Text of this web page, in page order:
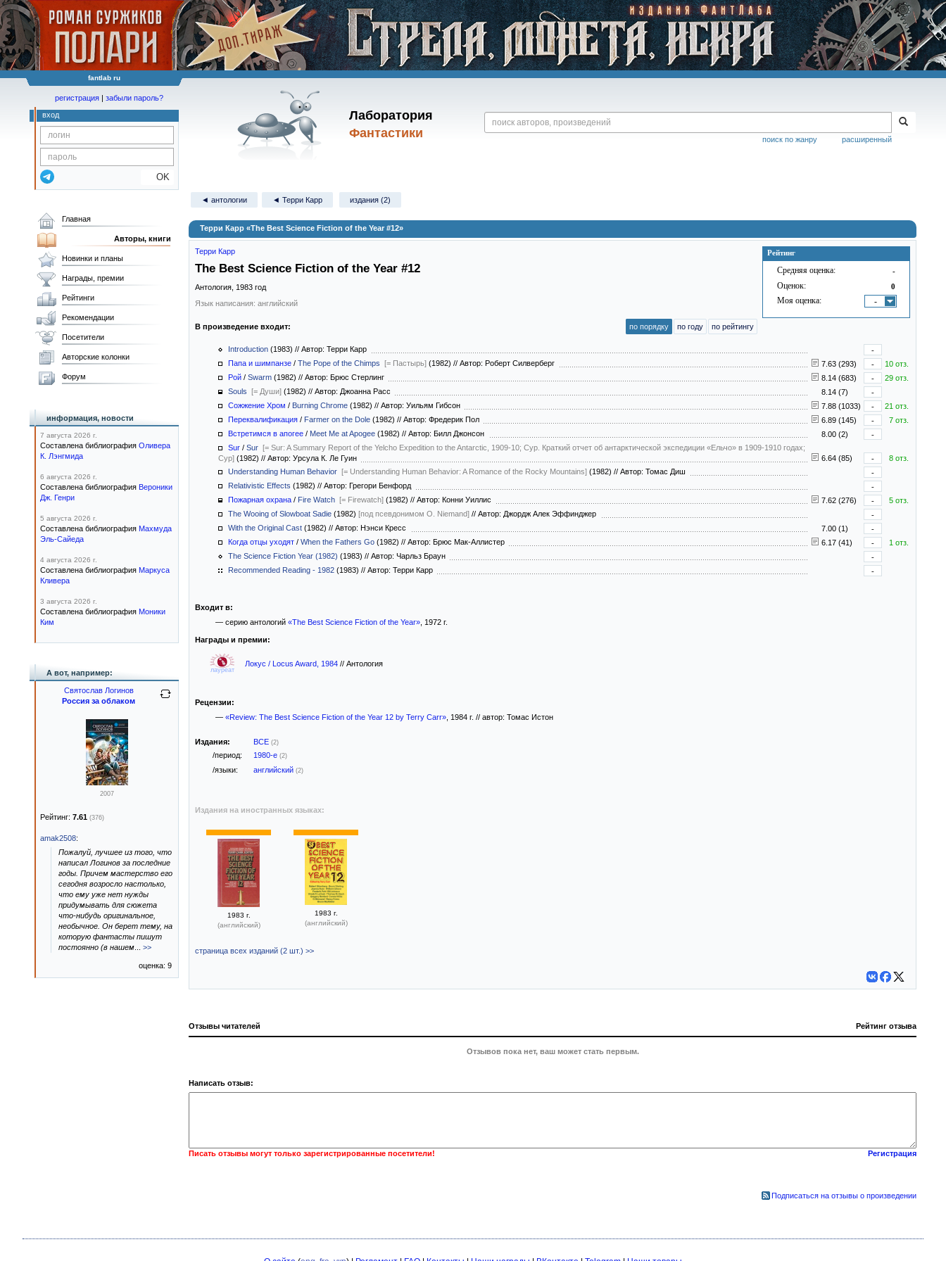
fantlab ru
Лаборатория
Фантастики
расширенный
поиск по жанру
регистрация | забыли пароль?
вход
OK
◄ антологии ◄ Терри Карр издания (2)
Терри Карр «The Best Science Fiction of the Year #12»
Рейтинг
Средняя оценка: -
Оценок: 0
Моя оценка: -
Терри Карр
The Best Science Fiction of the Year #12
Антология, 1983 год
Язык написания: английский
В произведение входит: по порядку по году по рейтингу
Introduction (1983) // Автор: Терри Карр
-
Папа и шимпанзе / The Pope of the Chimps [= Пастырь] (1982) // Автор: Роберт Силверберг 7.63 (293) -
10 отз.
Рой / Swarm (1982) // Автор: Брюс Стерлинг 8.14 (683) -
29 отз.
Souls [= Души] (1982) // Автор: Джоанна Расс 8.14 (7)
-
Сожжение Хром / Burning Chrome (1982) // Автор: Уильям Гибсон 7.88 (1033) -
21 отз.
Переквалификация / Farmer on the Dole (1982) // Автор: Фредерик Пол 6.89 (145) -
7 отз.
Встретимся в апогее / Meet Me at Apogee (1982) // Автор: Билл Джонсон 8.00 (2)
-
Sur / Sur [= Sur: A Summary Report of the Yelcho Expedition to the Antarctic, 1909-10; Сур. Краткий отчет об антарктической экспедиции «Ельчо» в 1909-1910 годах;
Сур] (1982) // Автор: Урсула К. Ле Гуин 6.64 (85) -
8 отз.
Understanding Human Behavior [= Understanding Human Behavior: A Romance of the Rocky Mountains] (1982) // Автор: Томас Диш
-
Relativistic Effects (1982) // Автор: Грегори Бенфорд
-
Пожарная охрана / Fire Watch [= Firewatch] (1982) // Автор: Конни Уиллис 7.62 (276) -
5 отз.
The Wooing of Slowboat Sadie (1982) [под псевдонимом O. Niemand] // Автор: Джордж Алек Эффинджер
-
With the Original Cast (1982) // Автор: Нэнси Кресс 7.00 (1)
-
Когда отцы уходят / When the Fathers Go (1982) // Автор: Брюс Мак-Аллистер 6.17 (41) -
1 отз.
The Science Fiction Year (1982) (1983) // Автор: Чарльз Браун
-
Recommended Reading - 1982 (1983) // Автор: Терри Карр -
Входит в:
— серию антологий «The Best Science Fiction of the Year», 1972 г.
Награды и премии:
лауреат
Локус / Locus Award, 1984 // Антология
Рецензии:
— «Review: The Best Science Fiction of the Year 12 by Terry Carr», 1984 г. // автор: Томас Истон
Издания: ВСЕ (2)
/период: 1980-е (2)
/языки: английский (2)
Издания на иностранных языках:
1983 г.
(английский)
1983 г.
(английский)
страница всех изданий (2 шт.) >>
Отзывы читателей Рейтинг отзыва
Отзывов пока нет, ваш может стать первым.
Написать отзыв:
Писать отзывы могут только зарегистрированные посетители! Регистрация
Подписаться на отзывы о произведении
Главная
Авторы, книги
Новинки и планы
Награды, премии
Рейтинги
Рекомендации
Посетители
Авторские колонки
Форум
информация, новости
7 августа 2026 г.
Составлена библиография Оливера
К. Лэнгмида
6 августа 2026 г.
Составлена библиография Вероники
Дж. Генри
5 августа 2026 г.
Составлена библиография Махмуда
Эль-Сайеда
4 августа 2026 г.
Составлена библиография Маркуса
Кливера
3 августа 2026 г.
Составлена библиография Моники
Ким
А вот, например:
Святослав Логинов
Россия за облаком
2007
Рейтинг: 7.61 (376)
amak2508:
Пожалуй, лучшее из того, что
написал Логинов за последние
годы. Причем мастерство его
сегодня возросло настолько,
что ему уже нет нужды
придумывать для сюжета
что-нибудь оригинальное,
необычное. Он берет тему, на
которую фантасты пишут
постоянно (в нашем
>>
оценка: 9